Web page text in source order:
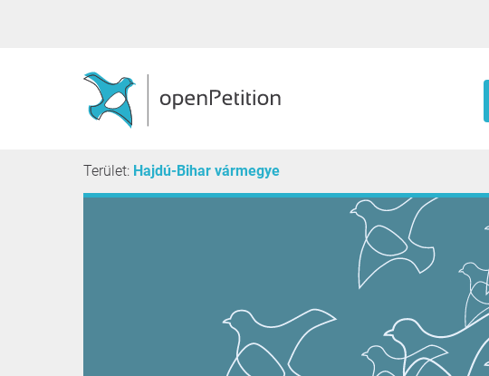
Terület: Hajdú-Bihar vármegye